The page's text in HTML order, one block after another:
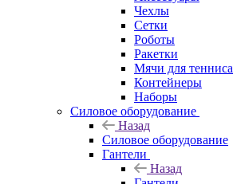
Чехлы
Сетки
Роботы
Ракетки
Мячи для тенниса
Контейнеры
Наборы
Силовое оборудование
Назад
Силовое оборудование
Гантели
Назад